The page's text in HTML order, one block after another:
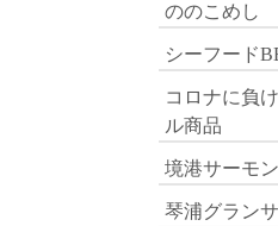
ののこめし
シーフード
コロナに負
ル商品
境港サーモン
琴浦グラン